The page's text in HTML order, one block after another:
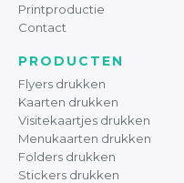
Printproductie
Contact
PRODUCTEN
Flyers drukken
Kaarten drukken
Visitekaartjes drukken
Menukaarten drukken
Folders drukken
Stickers drukken